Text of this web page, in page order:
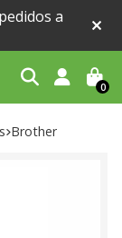
a
Buscar 0
brother